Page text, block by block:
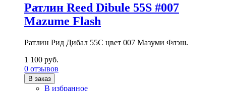
Ратлин Reed Dibule 55S #007
Mazume Flash
Ратлин Рид Дибал 55С цвет 007 Мазуми Флэш.
1 100 руб.
0 отзывов
В заказ
В избранное